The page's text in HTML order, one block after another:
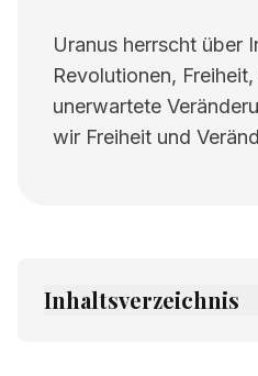
Uranus herrscht über
Revolutionen,
unerwartete
wir Freiheit und
Inhaltsverzeichnis